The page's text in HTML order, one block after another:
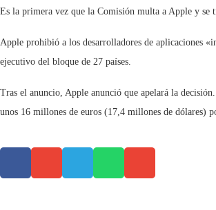
Es la primera vez que la Comisión multa a Apple y se
Apple prohibió a los desarrolladores de aplicaciones
ejecutivo del bloque de 27 países.
Tras el anuncio, Apple anunció que apelará la
unos 16 millones de euros (17,4 millones de dólares)